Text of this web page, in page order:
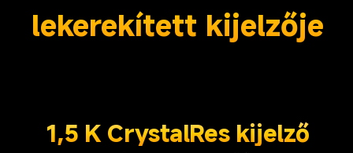
lekerekített kijelzője
1,5 K CrystalRes kijelző